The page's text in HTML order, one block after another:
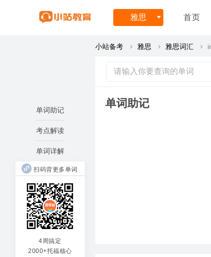
雅思 首页
小站备考 雅思 雅思词汇
单词助记
考点解读
单词详解
扫码背更多单词
4周搞定
2000+托福核心
单词助记